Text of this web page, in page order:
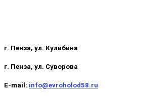
г. Пенза, ул. Кулибина
г. Пенза, ул. Суворова
E-mail: info@evroholod58.ru